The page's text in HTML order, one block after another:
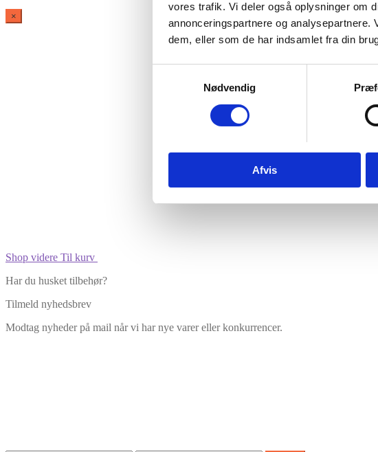
vores trafik. Vi deler også oplysninger om
annonceringspartnere og analysepartnere.
dem, eller som de har indsamlet fra din
Nødvendig
Afvis
×
Shop videre Til kurv
Har du husket tilbehør?
Tilmeld nyhedsbrev
Modtag nyheder på mail når vi har nye varer eller konkurrencer.